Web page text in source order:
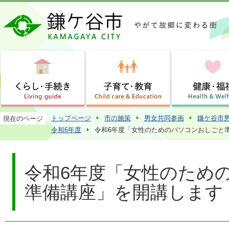
この
現在のページ トップページ 市の施策 男女共同参画
鎌ケ谷市
令和6年度
令和6年度「女性のためのパソコンおしごと
令和6年度「女性のため
準備講座」を開講します